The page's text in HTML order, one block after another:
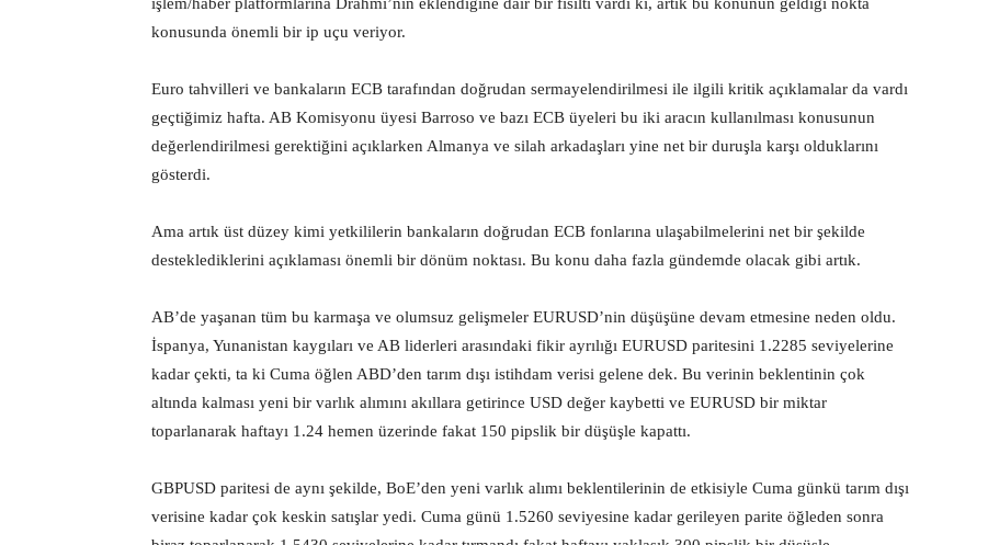
konusunda önemli bir ip uçu veriyor.
Euro tahvilleri ve bankaların ECB tarafından doğrudan sermayelendirilmesi ile ilgili kritik açıklamalar da vardı
geçtiğimiz hafta. AB Komisyonu üyesi Barroso ve bazı ECB üyeleri bu iki aracın kullanılması konusunun
değerlendirilmesi gerektiğini açıklarken Almanya ve silah arkadaşları yine net bir duruşla karşı olduklarını
gösterdi.
Ama artık üst düzey kimi yetkililerin bankaların doğrudan ECB fonlarına ulaşabilmelerini net bir şekilde
desteklediklerini açıklaması önemli bir dönüm noktası. Bu konu daha fazla gündemde olacak gibi artık.
AB’de yaşanan tüm bu karmaşa ve olumsuz gelişmeler EURUSD’nin düşüşüne devam etmesine neden oldu.
İspanya, Yunanistan kaygıları ve AB liderleri arasındaki fikir ayrılığı EURUSD paritesini 1.2285 seviyelerine
kadar çekti, ta ki Cuma öğlen ABD’den tarım dışı istihdam verisi gelene dek. Bu verinin beklentinin çok
altında kalması yeni bir varlık alımını akıllara getirince USD değer kaybetti ve EURUSD bir miktar
toparlanarak haftayı 1.24 hemen üzerinde fakat 150 pipslik bir düşüşle kapattı.
GBPUSD paritesi de aynı şekilde, BoE’den yeni varlık alımı beklentilerinin de etkisiyle Cuma günkü tarım dışı
verisine kadar çok keskin satışlar yedi. Cuma günü 1.5260 seviyesine kadar gerileyen parite öğleden sonra